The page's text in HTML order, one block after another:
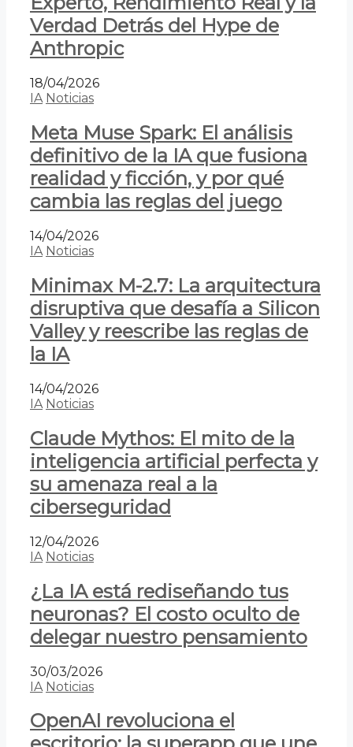
Verdad Detrás del Hype de
Anthropic
18/04/2026
IA Noticias
Meta Muse Spark: El análisis
definitivo de la IA que fusiona
realidad y ficción, y por qué
cambia las reglas del juego
14/04/2026
IA Noticias
Minimax M-2.7: La arquitectura
disruptiva que desafía a Silicon
Valley y reescribe las reglas de
la IA
14/04/2026
IA Noticias
Claude Mythos: El mito de la
inteligencia artificial perfecta y
su amenaza real a la
ciberseguridad
12/04/2026
IA Noticias
¿La IA está rediseñando tus
neuronas? El costo oculto de
delegar nuestro pensamiento
30/03/2026
IA Noticias
OpenAI revoluciona el